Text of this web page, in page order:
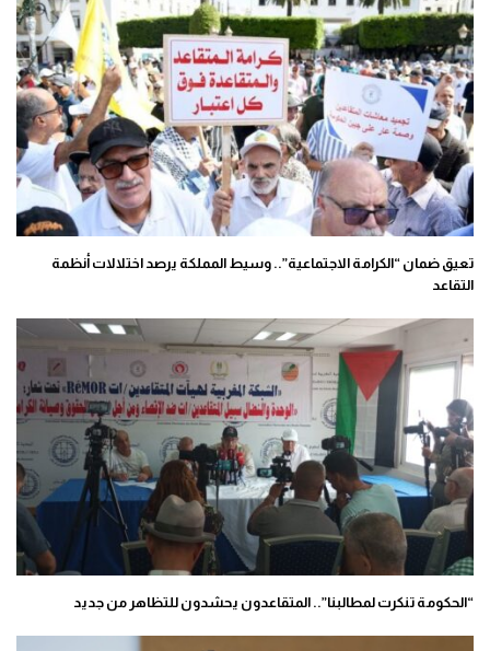
تعيق ضمان “الكرامة الاجتماعية”.. وسيط المملكة يرصد اختلالات أنظمة
التقاعد
“الحكومة تنكرت لمطالبنا”.. المتقاعدون يحشدون للتظاهر من جديد